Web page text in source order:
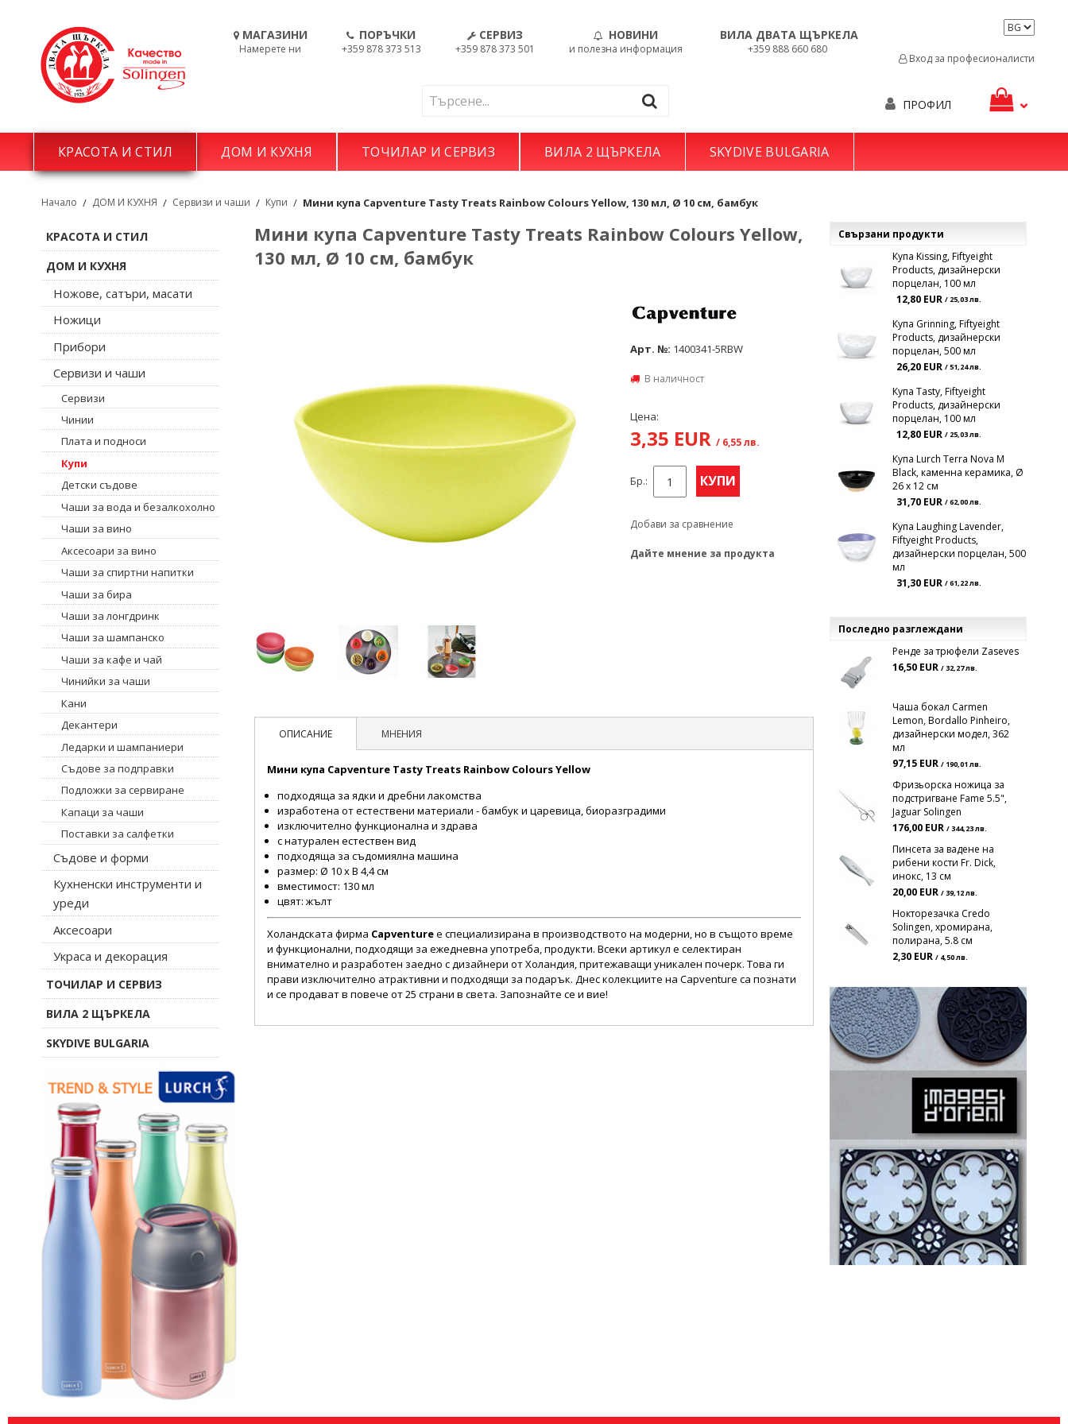
МАГАЗИНИ
Намерете ни
ПОРЪЧКИ
+359 878 373 513
СЕРВИЗ
+359 878 373 501
НОВИНИ
и полезна информация
ВИЛА ДВАТА ЩЪРКЕЛА
+359 888 660 680
Вход за професионалисти
ПРОФИЛ
КРАСОТА И СТИЛ ДОМ И КУХНЯ ТОЧИЛАР И СЕРВИЗ ВИЛА 2 ЩЪРКЕЛА SKYDIVE BULGARIA
Начало / ДОМ И КУХНЯ / Сервизи и чаши / Купи / Мини купа Capventure Tasty Treats Rainbow Colours Yellow, 130 мл, Ø 10 см, бамбук
Мини купа Capventure Tasty Treats Rainbow Colours Yellow,
130 мл, Ø 10 см, бамбук
Арт. №: 1400341-5RBW
В наличност
Цена:
3,35 EUR / 6,55 лв.
Бр.: КУПИ
Добави за сравнение
Дайте мнение за продукта
ОПИСАНИЕ МНЕНИЯ
Мини купа Capventure Tasty Treats Rainbow Colours Yellow
подходяща за ядки и дребни лакомства
изработена от естествени материали - бамбук и царевица, биоразградими
изключително функционална и здрава
с натурален естествен вид
подходяща за съдомиялна машина
размер: Ø 10 x В 4,4 см
вместимост: 130 мл
цвят: жълт
Холандската фирма Capventureе специализирана в производството на модерни, но в същото време
и функционални, подходящи за ежедневна употреба, продукти. Всеки артикул е селектиран
внимателно и разработен заедно с дизайнери от Холандия, притежаващи уникален почерк. Това ги
прави изключително атрактивни и подходящи за подарък. Днес колекциите на Capventure са познати
и се продават в повече от 25 страни в света. Запознайте се и вие!
КРАСОТА И СТИЛ
ДОМ И КУХНЯ
Ножове, сатъри, масати
Ножици
Прибори
Сервизи и чаши
Сервизи
Чинии
Плата и подноси
Купи
Детски съдове
Чаши за вода и безалкохолно
Чаши за вино
Аксесоари за вино
Чаши за спиртни напитки
Чаши за бира
Чаши за лонгдринк
Чаши за шампанско
Чаши за кафе и чай
Чинийки за чаши
Кани
Декантери
Ледарки и шампаниери
Съдове за подправки
Подложки за сервиране
Капаци за чаши
Поставки за салфетки
Съдове и форми
Кухненски инструменти и
уреди
Аксесоари
Украса и декорация
ТОЧИЛАР И СЕРВИЗ
ВИЛА 2 ЩЪРКЕЛА
SKYDIVE BULGARIA
Свързани продукти
Купа Kissing, Fiftyeight
Products, дизайнерски
порцелан, 100 мл
12,80 EUR / 25,03 лв.
Купа Grinning, Fiftyeight
Products, дизайнерски
порцелан, 500 мл
26,20 EUR / 51,24 лв.
Купа Tasty, Fiftyeight
Products, дизайнерски
порцелан, 100 мл
12,80 EUR / 25,03 лв.
Купа Lurch Terra Nova М
Black, каменна керамика, Ø
26 x 12 см
31,70 EUR / 62,00 лв.
Купа Laughing Lavender,
Fiftyeight Products,
дизайнерски порцелан, 500
мл
31,30 EUR / 61,22 лв.
Последно разглеждани
Ренде за трюфели Zaseves
16,50 EUR / 32,27 лв.
Чаша бокал Carmen
Lemon, Bordallo Pinheiro,
дизайнерски модел, 362
мл
97,15 EUR / 190,01 лв.
Фризьорска ножица за
подстригване Fame 5.5",
Jaguar Solingen
176,00 EUR / 344,23 лв.
Пинсета за вадене на
рибени кости Fr. Dick,
инокс, 13 см
20,00 EUR / 39,12 лв.
Нокторезачка Credo
Solingen, хромирана,
полирана, 5.8 см
2,30 EUR / 4,50 лв.